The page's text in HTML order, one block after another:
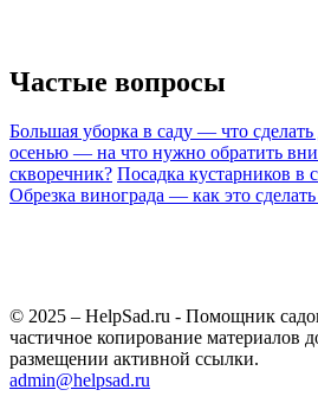
Частые вопросы
Большая уборка в саду — что
осенью — на что нужно обратить
скворечник? Посадка кустарников в
Обрезка винограда — как это
© 2025 – HelpSad.ru - Помощник
частичное копирование материалов
размещении активной ссылки.
admin@helpsad.ru